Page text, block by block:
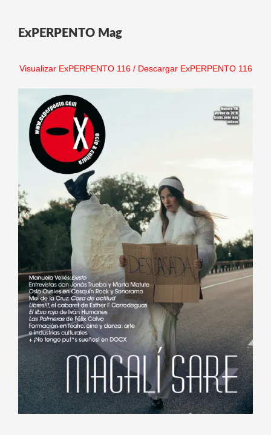
ExPERPENTO Mag
Visualizar ExPERPENTO 116/ Descargar ExPERPENTO 116